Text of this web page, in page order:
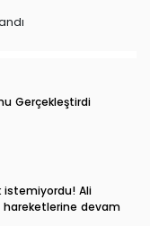
Gerçekleştirdi
istemiyordu! Ali
hareketlerine devam